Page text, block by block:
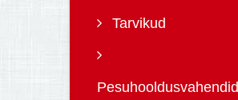
Tarvikud
Pesuhooldusvahendid